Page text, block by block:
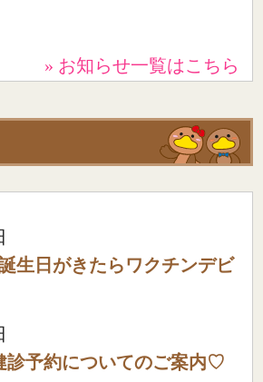
» お知らせ一覧はこちら
生日がきたらワクチンデビ
予約についてのご案内♡